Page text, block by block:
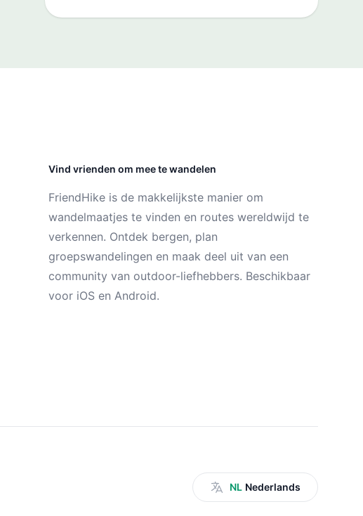
Vind vrienden om mee te wandelen
FriendHike is de makkelijkste manier om
wandelmaatjes te vinden en routes wereldwijd te
verkennen. Ontdek bergen, plan
groepswandelingen en maak deel uit van een
community van outdoor-liefhebbers. Beschikbaar
voor iOS en Android.
NL Nederlands